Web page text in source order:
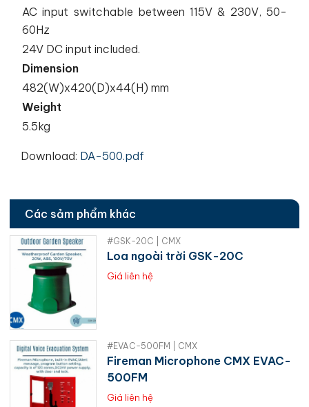
AC input switchable between 115V & 230V, 50-
60Hz
24V DC input included.
Dimension
482(W)x420(D)x44(H) mm
Weight
5.5kg
Download: DA-500.pdf
Các sảm phẩm khác
#GSK-20C | CMX
Loa ngoài trời GSK-20C
Giá liên hệ
#EVAC-500FM | CMX
Fireman Microphone CMX EVAC-
500FM
Giá liên hệ